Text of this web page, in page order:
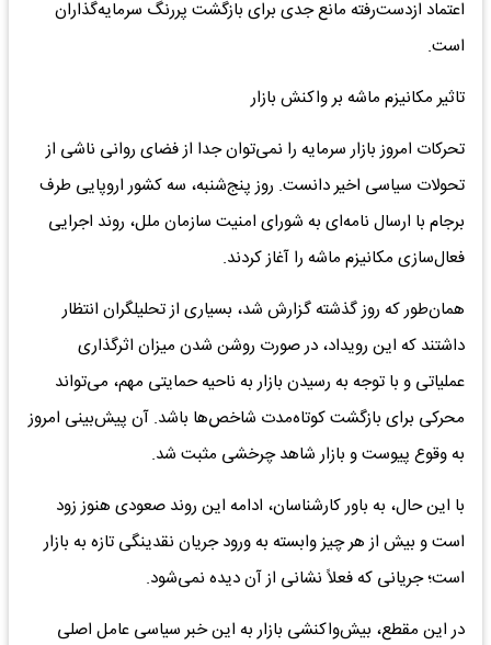
اعتماد ازدست‌رفته مانع جدی برای بازگشت پررنگ سرمایه‌گذاران
است.
تاثیر مکانیزم ماشه بر واکنش بازار
تحرکات امروز بازار سرمایه را نمی‌توان جدا از فضای روانی ناشی از
تحولات سیاسی اخیر دانست. روز پنج‌شنبه، سه کشور اروپایی طرف
برجام با ارسال نامه‌ای به شورای امنیت سازمان ملل، روند اجرایی
فعال‌سازی مکانیزم ماشه را آغاز کردند.
همان‌طور که روز گذشته گزارش شد، بسیاری از تحلیلگران انتظار
داشتند که این رویداد، در صورت روشن شدن میزان اثرگذاری
عملیاتی و با توجه به رسیدن بازار به ناحیه حمایتی مهم، می‌تواند
محرکی برای بازگشت کوتاه‌مدت شاخص‌ها باشد. آن پیش‌بینی امروز
به وقوع پیوست و بازار شاهد چرخشی مثبت شد.
با این حال، به باور کارشناسان، ادامه این روند صعودی هنوز زود
است و بیش از هر چیز وابسته به ورود جریان نقدینگی تازه به بازار
است؛ جریانی که فعلاً نشانی از آن دیده نمی‌شود.
در این مقطع، بیش‌واکنشی بازار به این خبر سیاسی عامل اصلی